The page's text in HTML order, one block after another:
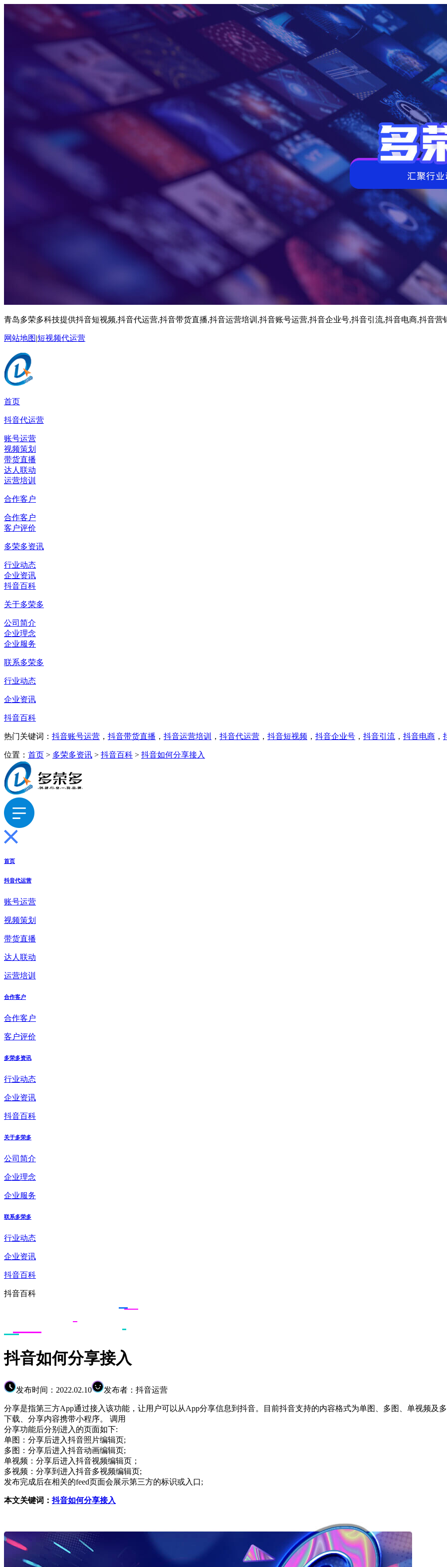
青岛多荣多科技提供抖音短视频,抖音代运营,抖音带货直播,抖音运营培训,抖音账号运营,抖音企业号,抖音引流,抖音电商,抖音营
网站地图|短视频代运营
首页
抖音代运营
账号运营
视频策划
带货直播
达人联动
运营培训
合作客户
合作客户
客户评价
多荣多资讯
行业动态
企业资讯
抖音百科
关于多荣多
公司简介
企业理念
企业服务
联系多荣多
行业动态
企业资讯
抖音百科
热门关键词： 抖音账号运营 ， 抖音带货直播 ， 抖音运营培训 ， 抖音代运营 ， 抖音短视频 ， 抖音企业号 ， 抖音引流 ， 抖音电商 ，
位置： 首页 > 多荣多资讯 > 抖音百科 > 抖音如何分享接入
首页
抖音代运营
账号运营
视频策划
带货直播
达人联动
运营培训
合作客户
合作客户
客户评价
多荣多资讯
行业动态
企业资讯
抖音百科
关于多荣多
公司简介
企业理念
企业服务
联系多荣多
行业动态
企业资讯
抖音百科
抖音百科
抖音如何分享接入
发布时间：2022.02.10 发布者：抖音运营
分享是指第三方App通过接入该功能，让用户可以从App分享信息到抖音。目前抖音支持的内容格式为单图、多图、单视频及
下载、分享内容携带小程序。 调用
分享功能后分别进入的页面如下:
单图：分享后进入抖音照片编辑页;
多图：分享后进入抖音动画编辑页;
单视频：分享后进入抖音视频编辑页；
多视频：分享到进入抖音多视频编辑页;
发布完成后在相关的feed页面会展示第三方的标识或入口;
本文关键词：抖音如何分享接入